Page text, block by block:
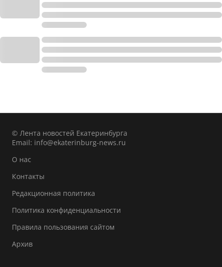
© Лента новостей Екатеринбурга
Email: info@ekaterinburg-news.ru
О нас
Контакты
Редакционная политика
Политика конфиденциальности
Правила пользования сайтом
Архив